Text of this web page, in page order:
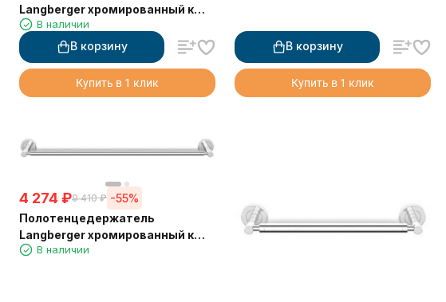
Langberger хромированный к
стене "полуовал" 11038B
В наличии
В корзину
Купить в 1 клик
В корзину
Купить в 1 клик
4 274 ₽9 410 ₽ -55%
Полотенцедержатель
Langberger хромированный к
стене одинарный 60 см 11001A
В наличии